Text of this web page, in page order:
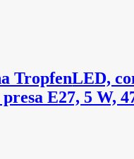
TropfenLED,
E27, 5 W,